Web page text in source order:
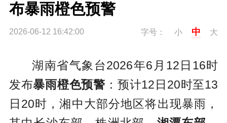
布暴雨橙色预警
2026-06-12 16:42:00 字号： 小 中 大
湖南省气象台2026年6月12日16时
发布暴雨橙色预警 ：预计12日20时至13
日20时，湘中大部分地区将出现暴雨，